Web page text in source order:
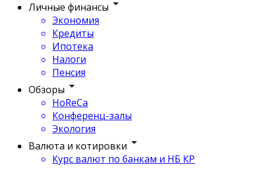
Личные финансы
Экономия
Кредиты
Ипотека
Налоги
Пенсия
Обзоры
HoReCa
Конференц-залы
Экология
Валюта и котировки
Курс валют по банкам и НБ КР